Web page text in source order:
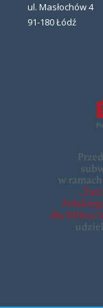
ul. Masłochów 4
91-180 Łódź